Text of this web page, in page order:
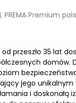
PREMA Premium
przeszło 35 lat
domów.
jego
i